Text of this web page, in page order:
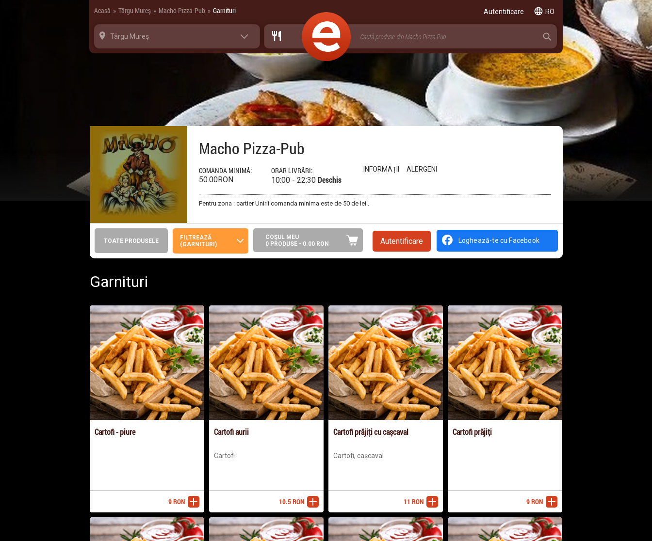
Acasă » Târgu Mureş » Macho Pizza-Pub » Garnituri RO
Autentificare
Târgu Mureş
Macho Pizza-Pub
COMANDA MINIMĂ:
50.00RON
ORAR LIVRĂRI:
10:00 - 22:30 Deschis
INFORMAȚII ALERGENI
Pentru zona : cartier Unirii comanda minima este de 50 de lei .
TOATE PRODUSELE
FILTREAZĂ
(GARNITURI)
COŞUL MEU
0 PRODUSE - 0.00 RON Autentificare Loghează-te cu Facebook
Garnituri
Cartofi - piure
adaugă
9RON
Cartofi aurii
Cartofi
adaugă
10.5RON
Cartofi prăjiţi cu caşcaval
Cartofi, cașcaval
adaugă
11 RON
Cartofi prăjiți
adaugă
9RON